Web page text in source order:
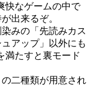
快なゲームの中で
出来るぞ。
みの「先読みカス
アップ」以外にも
満たすと裏モード
の二種類が用意され